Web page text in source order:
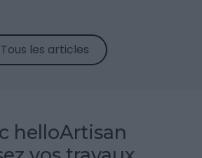
Tous les articles
helloArtisan